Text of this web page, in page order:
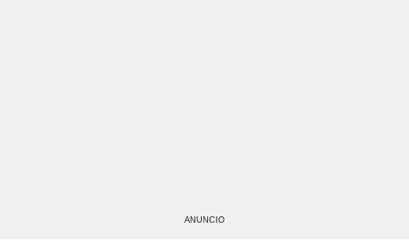
ANUNCIO